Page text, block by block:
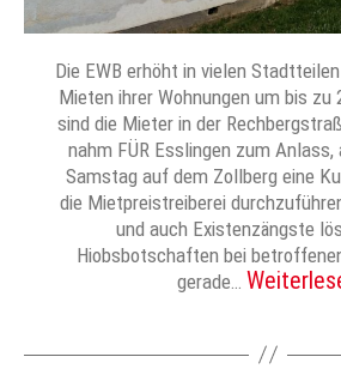
Die EWB erhöht in vielen
Mieten ihrer Wohnungen um bis
sind die Mieter in der
nahm FÜR Esslingen zum Anlass,
Samstag auf dem Zollberg eine
die Mietpreistreiberei
und auch Existenzängste
Hiobsbotschaften bei
gerade…